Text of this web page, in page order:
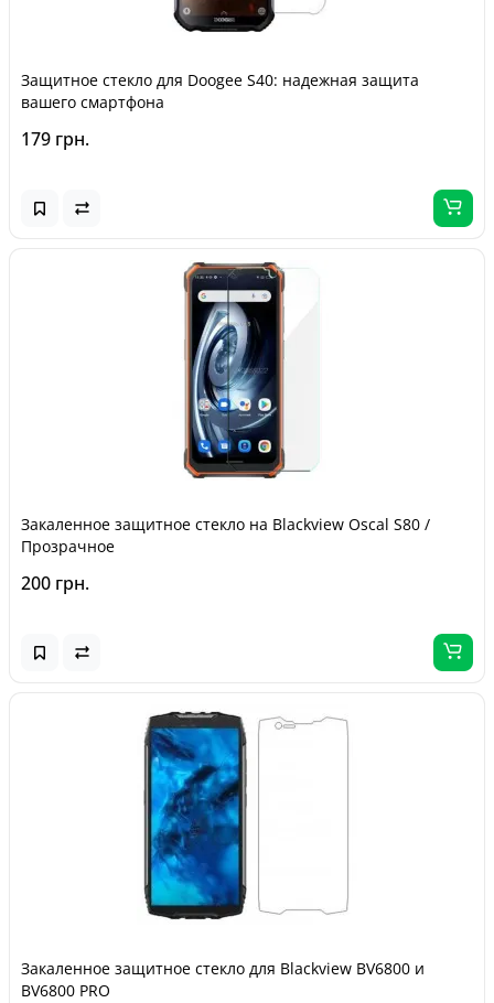
Защитное стекло для Doogee S40: надежная защита
вашего смартфона
179 грн.
Закаленное защитное стекло на Blackview Oscal S80 /
Прозрачное
200 грн.
Закаленное защитное стекло для Blackview BV6800 и
BV6800 PRO